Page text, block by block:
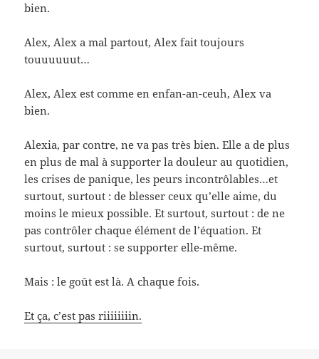
bien.
Alex, Alex a mal partout, Alex fait toujours
touuuuuut…
Alex, Alex est comme en enfan-an-ceuh, Alex va
bien.
Alexia, par contre, ne va pas très bien. Elle a de plus
en plus de mal à supporter la douleur au quotidien,
les crises de panique, les peurs incontrôlables…et
surtout, surtout : de blesser ceux qu’elle aime, du
moins le mieux possible. Et surtout, surtout : de ne
pas contrôler chaque élément de l’équation. Et
surtout, surtout : se supporter elle-même.
Mais : le goût est là. A chaque fois.
Et ça, c’est pas riiiiiiiin.